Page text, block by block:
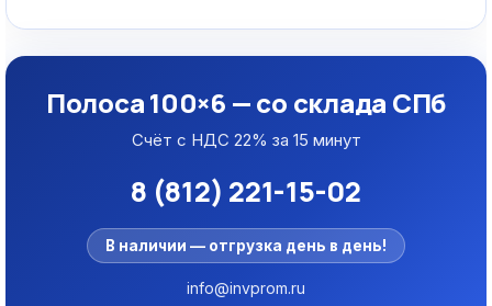
Полоса 100×6 — со склада СПб
Счёт с НДС 22% за 15 минут
8 (812) 221-15-02
В наличии — отгрузка день в день!
info@invprom.ru